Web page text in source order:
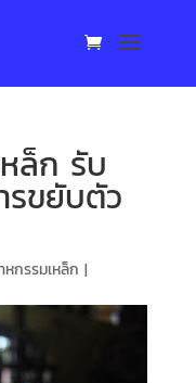
ล็ก รับ
ขยับตัว
กรรมเหล็ก |